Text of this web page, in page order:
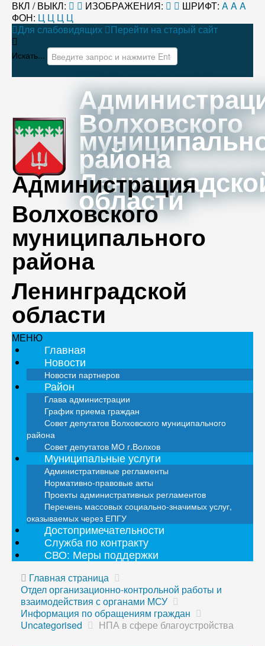
ВКЛ / ВЫКЛ: ИЗОБРАЖЕНИЯ: ШРИФТ: AAA
ФОН: Ц Ц Ц Ц
Для слабовидящих
Перейти на старый сайт
Искать...
Волховского
района
области
Администрация
Волховского
муниципального
района
Ленинградской
области
МЕНЮ
Главная
Новости
Новости партнеров
Район
Глава администрации
График приема граждан
Совет депутатов Волховского муниципального
района
Совет депутатов МО г.Волхов
Муниципальные услуги
Административные регламенты
Нормативно-правовые акты
Проекты административных регламентов
Перечень массовых социально-значимых услуг,
оказываемых через ЕПГУ
Достопримечательности
Служба по контракту
СВО: Меры поддержки
Главная страница
Отдел организационно-контрольной работы и
взаимодействия с органами МСУ
Информация по обращениям граждан
Uncategorised
НПА в сфере благоустройства